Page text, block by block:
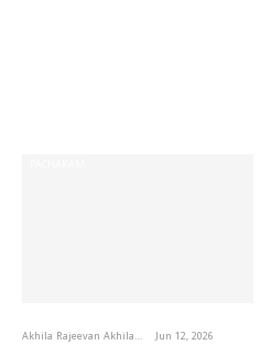
Akhila Rajeevan Akhila Rajeevan Jun 12, 2026